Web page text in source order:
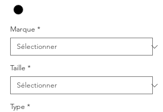
Marque *
Taille *
Type *